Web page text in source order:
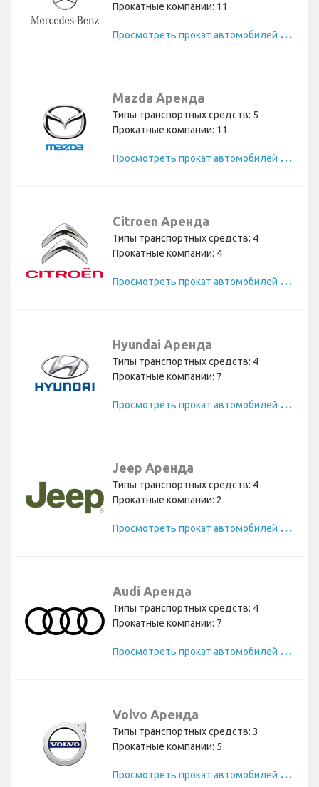
Прокатные компании: 11
П
росмотреть прокат автомобилей Mercedes
Mazda Аренда
Типы транспортных средств: 5
Прокатные компании: 11
П
росмотреть прокат автомобилей Mazda
Citroen Аренда
Типы транспортных средств: 4
Прокатные компании: 4
П
росмотреть прокат автомобилей Citroen
Hyundai Аренда
Типы транспортных средств: 4
Прокатные компании: 7
П
росмотреть прокат автомобилей Hyundai
Jeep Аренда
Типы транспортных средств: 4
Прокатные компании: 2
П
росмотреть прокат автомобилей Jeep
Audi Аренда
Типы транспортных средств: 4
Прокатные компании: 7
П
росмотреть прокат автомобилей Audi
Volvo Аренда
Типы транспортных средств: 3
Прокатные компании: 5
П
росмотреть прокат автомобилей Volvo